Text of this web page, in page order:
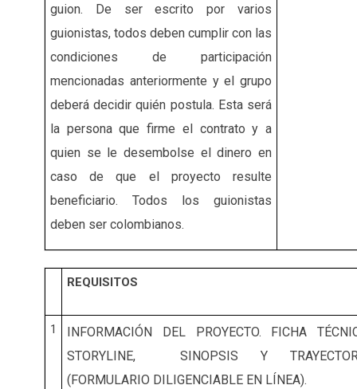
guion. De ser escrito por varios
guionistas, todos deben cumplir con las
condiciones de participación
mencionadas anteriormente y el grupo
deberá decidir quién postula. Esta será
la persona que firme el contrato y a
quien se le desembolse el dinero en
caso de que el proyecto resulte
beneficiario. Todos los guionistas
deben ser colombianos.
REQUISITOS
1
INFORMACIÓN DEL PROYECTO. FICHA
STORYLINE, SINOPSIS Y
(FORMULARIO DILIGENCIABLE EN LÍNEA).